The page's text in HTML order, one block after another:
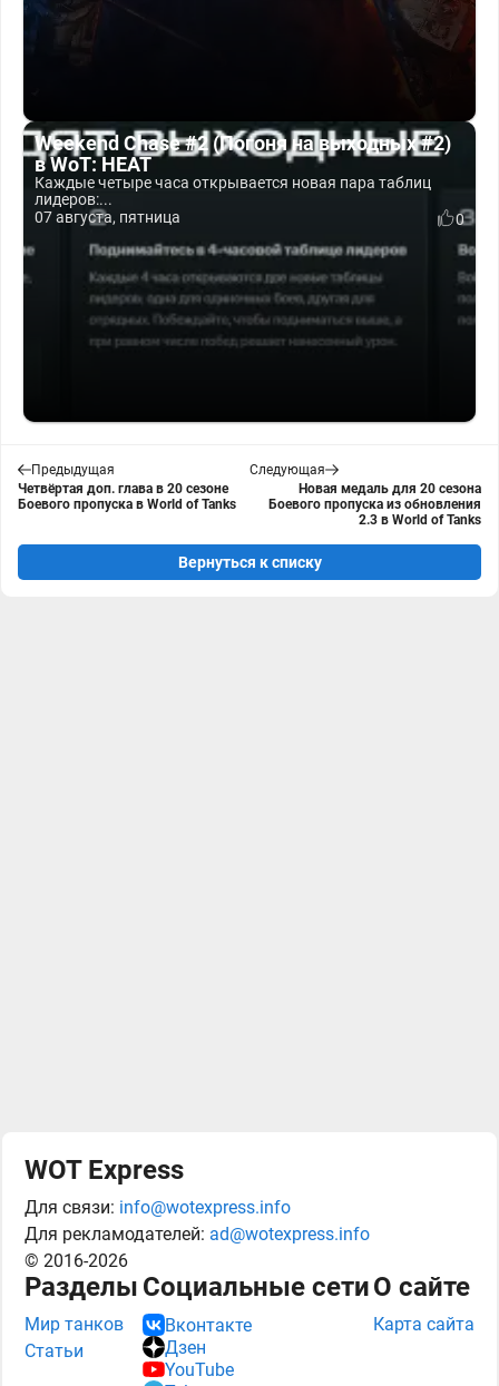
Weekend Chase #2 (Погоня на выходных #2)
в WoT: HEAT
Каждые четыре часа открывается новая пара таблиц
лидеров:...
07 августа, пятница
0
Предыдущая
Четвёртая доп. глава в 20 сезоне
Боевого пропуска в World of Tanks
Следующая
Новая медаль для 20 сезона
Боевого пропуска из обновления
2.3 в World of Tanks
Вернуться к списку
WOT Express
Для связи: info@wotexpress.info
Для рекламодателей: ad@wotexpress.info
© 2016-2026
Разделы
Мир танков
Статьи
Социальные сети
Вконтакте
Дзен
YouTube
О сайте
Карта сайта